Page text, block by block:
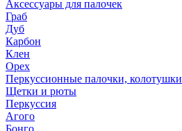
Аксессуары для палочек
Граб
Дуб
Карбон
Клен
Орех
Перкуссионные палочки, колотушки
Щетки и рюты
Перкуссия
Агого
Бонго